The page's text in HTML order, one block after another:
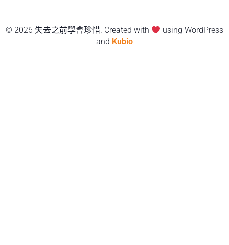
© 2026 失去之前學會珍惜. Created with
using WordPress
and Kubio